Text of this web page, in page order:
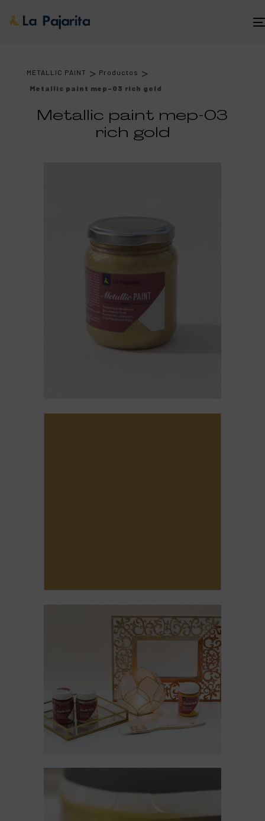
METALLIC PAINT > Productos >
Metallic paint mep-03 rich gold
Metallic paint mep-03
rich gold